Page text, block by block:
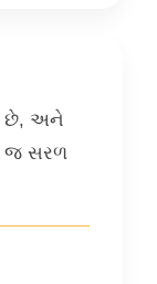
છે, અને
જ સરળ